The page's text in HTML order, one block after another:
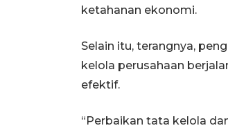
ketahanan ekonomi.
Selain itu, terangnya,
kelola perusahaan
efektif.
“Perbaikan tata kelola